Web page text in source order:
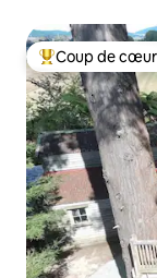
Coups de cœur
Coup de